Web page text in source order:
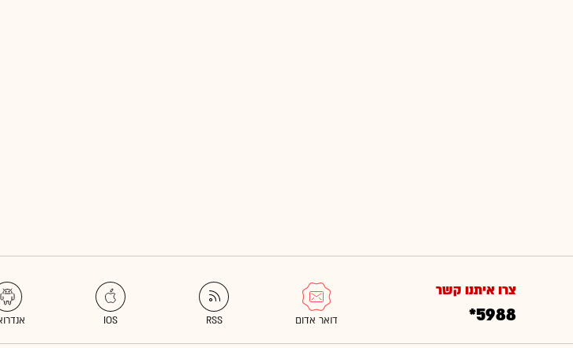
צרו איתנו קשר
*5988